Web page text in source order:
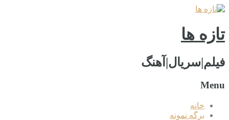
تازه ها
فیلم|سریال|آهنگ
Menu
خانه
برگه نمونه